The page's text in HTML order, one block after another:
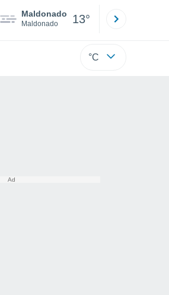
Maldonado
Maldonado 13°
°C